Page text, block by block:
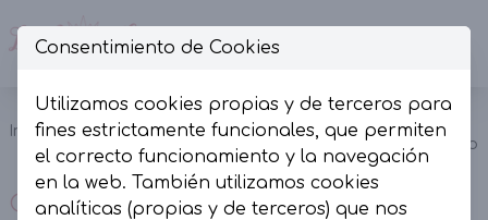
Inicio Colección Chalecos
Chaleco
Glossy Blanco
Chaleco Glossy Blanco
Consentimiento de Cookies
Utilizamos cookies propias y de terceros para
fines estrictamente funcionales, que permiten
el correcto funcionamiento y la navegación
en la web. También utilizamos cookies
analíticas (propias y de terceros) que nos